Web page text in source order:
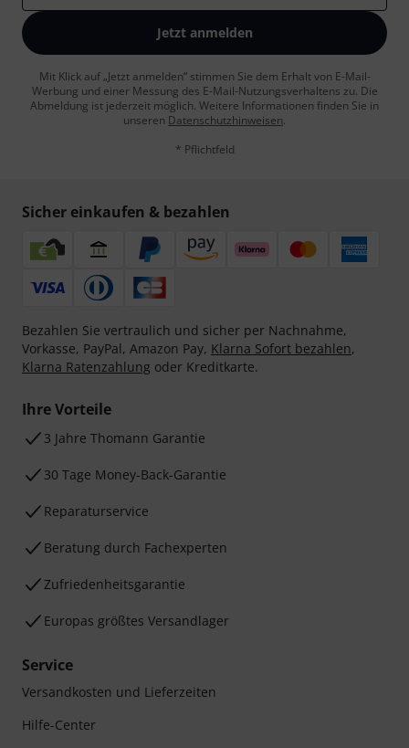
Jetzt anmelden
Mit Klick auf „Jetzt anmelden“ stimmen Sie dem Erhalt von E-Mail-
Werbung und einer Messung des E-Mail-Nutzungsverhaltens zu. Die
Abmeldung ist jederzeit möglich. Weitere Informationen finden Sie in
unseren Datenschutzhinweisen.
* Pflichtfeld
Sicher einkaufen & bezahlen
Bezahlen Sie vertraulich und sicher per Nachnahme,
Vorkasse, PayPal, Amazon Pay, Klarna Sofort bezahlen,
Klarna Ratenzahlung oder Kreditkarte.
Ihre Vorteile
3 Jahre Thomann Garantie
30 Tage Money-Back-Garantie
Reparaturservice
Beratung durch Fachexperten
Zufriedenheitsgarantie
Europas größtes Versandlager
Service
Versandkosten und Lieferzeiten
Hilfe-Center